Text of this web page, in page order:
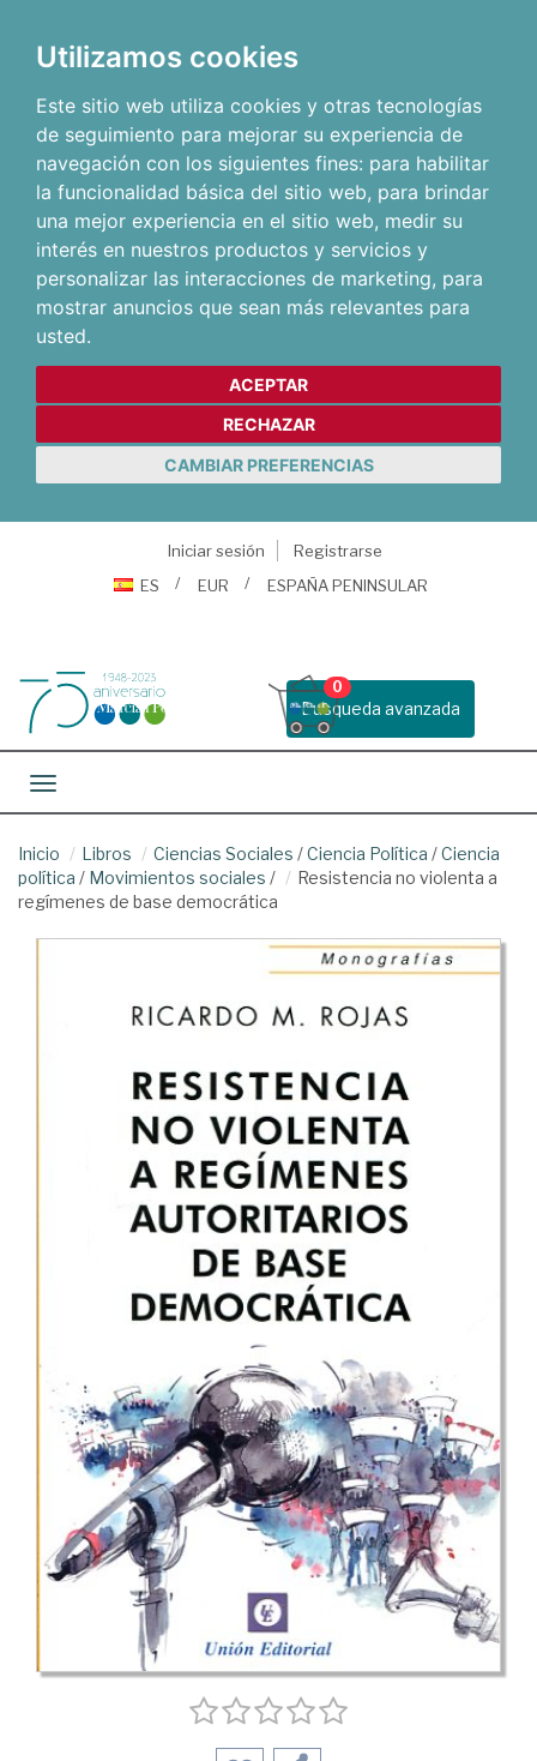
Utilizamos cookies
Este sitio web utiliza cookies y otras tecnologías
de seguimiento para mejorar su experiencia de
navegación con los siguientes fines: para habilitar
la funcionalidad básica del sitio web, para brindar
una mejor experiencia en el sitio web, medir su
interés en nuestros productos y servicios y
personalizar las interacciones de marketing, para
mostrar anuncios que sean más relevantes para
usted.
ACEPTAR
RECHAZAR
CAMBIAR PREFERENCIAS
Iniciar sesión
Registrarse
ES
EUR ESPAÑA PENINSULAR
Busqueda avanzada
0
Toggle navigation
Inicio Libros Ciencias Sociales /Ciencia Política /Ciencia
política / Movimientos sociales /
Resistencia no violenta a
regímenes de base democrática